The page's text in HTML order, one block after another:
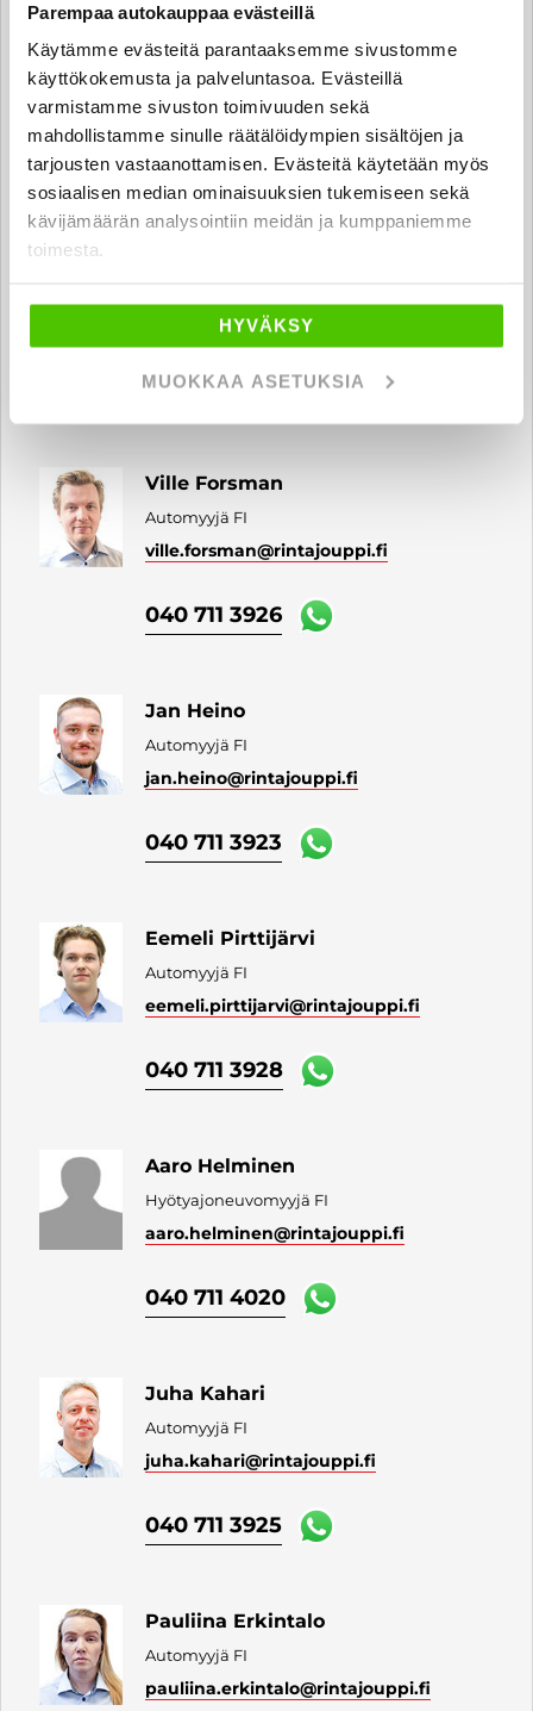
Parempaa autokauppaa evästeillä
Käytämme evästeitä parantaaksemme sivustomme
käyttökokemusta ja palveluntasoa. Evästeillä
varmistamme sivuston toimivuuden sekä
mahdollistamme sinulle räätälöidympien sisältöjen ja
tarjousten vastaanottamisen. Evästeitä käytetään myös
sosiaalisen median ominaisuuksien tukemiseen sekä
kävijämäärän analysointiin meidän ja kumppaniemme
toimesta.
HYVÄKSY
MUOKKAA ASETUKSIA
Alex Hintsa
Automyyjä FI
alex.hintsa@rintajouppi.fi
040 711 3933
patrik.kuusisto@rintajouppi.fi
040 711 3932
Ville Forsman
Automyyjä FI
ville.forsman@rintajouppi.fi
040 711 3926
Jan Heino
Automyyjä FI
jan.heino@rintajouppi.fi
040 711 3923
Eemeli Pirttijärvi
Automyyjä FI
eemeli.pirttijarvi@rintajouppi.fi
040 711 3928
Aaro Helminen
Hyötyajoneuvomyyjä FI
aaro.helminen@rintajouppi.fi
040 711 4020
Juha Kahari
Automyyjä FI
juha.kahari@rintajouppi.fi
040 711 3925
Pauliina Erkintalo
Automyyjä FI
pauliina.erkintalo@rintajouppi.fi